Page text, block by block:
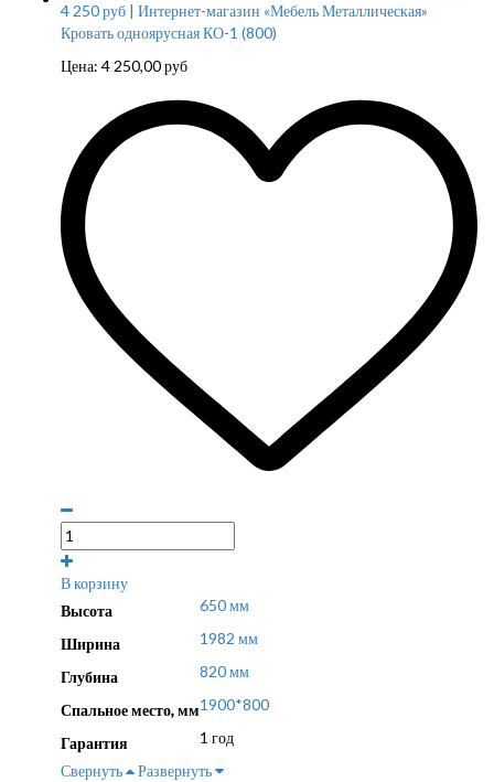
Кровать одноярусная КО-1 (800)
Цена: 4 250,00руб
В корзину
Высота
650 мм
Ширина 1982 мм
Глубина 820 мм
Спальное место, мм1900*800
Гарантия
1 год
Свернуть
Развернуть